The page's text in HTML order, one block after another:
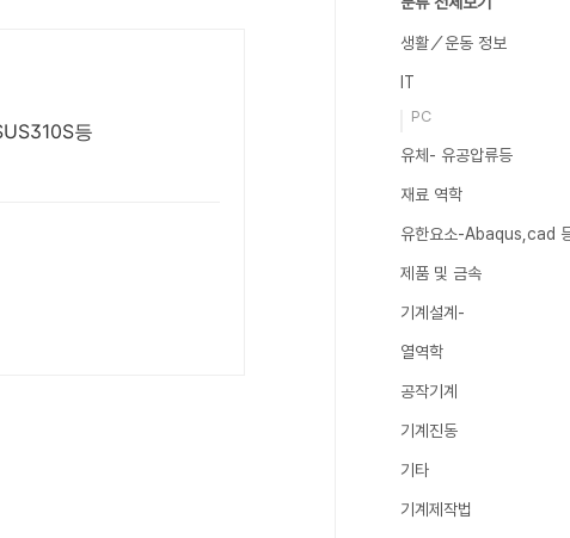
등
생활／운동 정보
IT
PC
유체- 유공압류등
재료 역학
유한요소-Abaqus,cad
제품 및 금속
기계설계-
열역학
공작기계
기계진동
기타
기계제작법